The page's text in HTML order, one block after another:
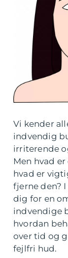
Vi kender
indvendig
irriterende
Men hvad
hvad er
fjerne den?
dig for en
indvendige
hvordan
over tid og
fejlfri hud.